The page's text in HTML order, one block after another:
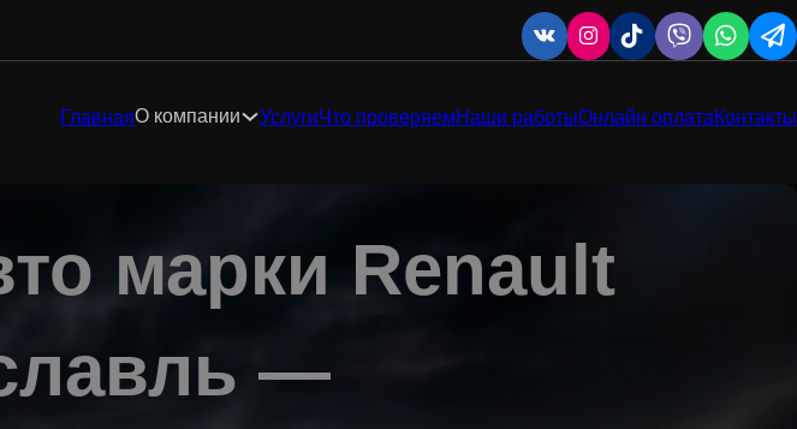
ГлавнаяО компании УслугиЧто проверяемНаши работыОнлайн оплатаКонтакты
марки Renault
—